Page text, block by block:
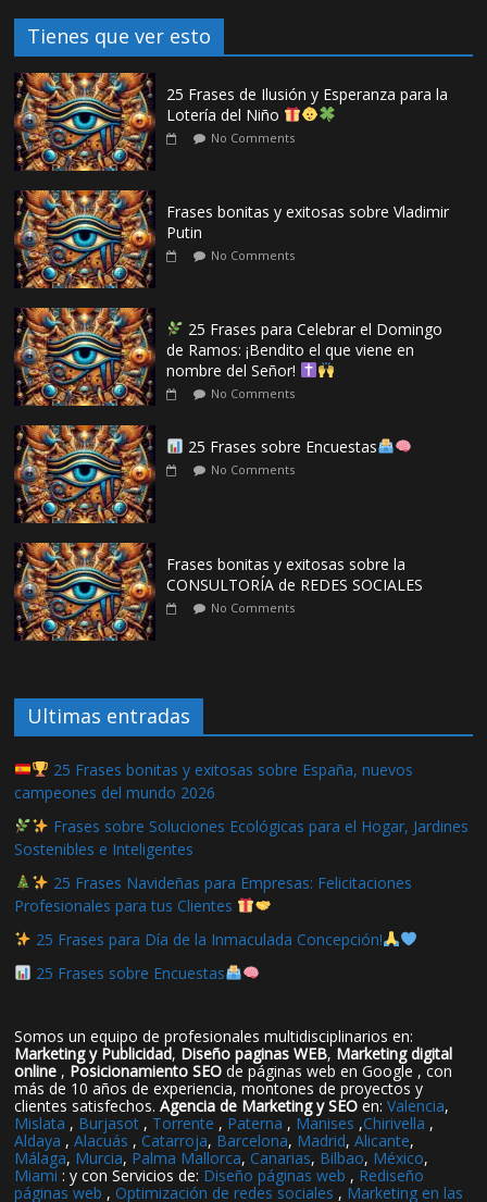
Tienes que ver esto
25 Frases de Ilusión y Esperanza para la
Lotería del Niño
No Comments
Frases bonitas y exitosas sobre Vladimir
Putin
No Comments
25 Frases para Celebrar el Domingo
de Ramos: ¡Bendito el que viene en
nombre del Señor!
No Comments
25 Frases sobre Encuestas
No Comments
Frases bonitas y exitosas sobre la
CONSULTORÍA de REDES SOCIALES
No Comments
Ultimas entradas
25 Frases bonitas y exitosas sobre España, nuevos
campeones del mundo 2026
Frases sobre Soluciones Ecológicas para el Hogar, Jardines
Sostenibles e Inteligentes
25 Frases Navideñas para Empresas: Felicitaciones
Profesionales para tus Clientes
25 Frases para Día de la Inmaculada Concepción!
25 Frases sobre Encuestas
Somos un equipo de profesionales multidisciplinarios en:
Marketing y Publicidad, Diseño paginas WEB, Marketing digital
online , Posicionamiento SEO de páginas web en Google , con
más de 10 años de experiencia, montones de proyectos y
clientes satisfechos.Agencia de Marketing y SEO en:Valencia,
Mislata , Burjasot , Torrente , Paterna , Manises ,Chirivella ,
Aldaya ,Alacuás , Catarroja, Barcelona, Madrid,Alicante,
Málaga, Murcia, Palma Mallorca, Canarias, Bilbao, México,
Miami : y con Servicios de: Diseño páginas web , Rediseño
páginas web , Optimización de redes sociales , Marketing en las